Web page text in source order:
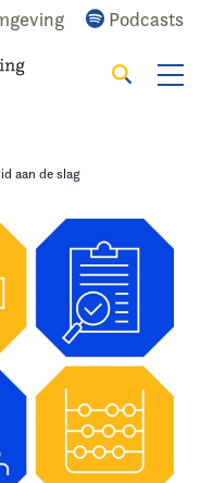
Podcasts
Zoeken
aan de slag